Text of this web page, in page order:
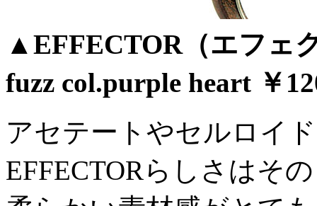
▲EFFECTOR（エフェ
fuzz col.purple heart ￥
アセテートやセルロイ
EFFECTORらしさはそ